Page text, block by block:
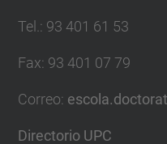
Tel.: 93 401 61 53
Fax: 93 401 07 79
Correo:
Directorio UPC